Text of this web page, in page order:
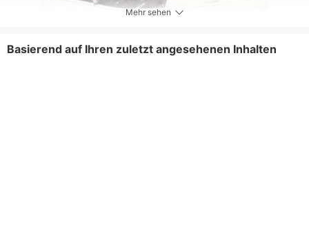
Mehr sehen
Basierend auf Ihren zuletzt angesehenen Inhalten